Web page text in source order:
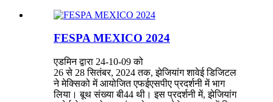
FESPA MEXICO 2024
एडमिन द्वारा 24-10-09 को
26 से 28 सितंबर, 2024 तक, झेजियांग शावेई डिजिटल
ने मेक्सिको में आयोजित एफईएसपीए प्रदर्शनी में भाग
लिया। बूथ संख्या बी44 थी। इस प्रदर्शनी में, झेजियांग